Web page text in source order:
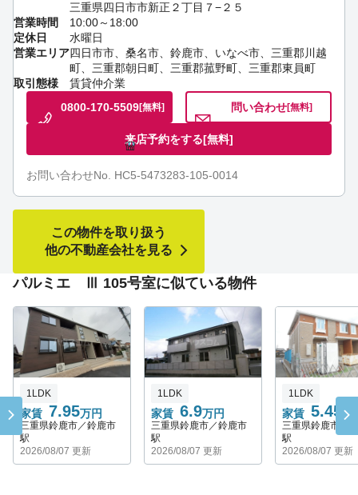
三重県四日市市新正２丁目７−２５
営業時間
10:00～18:00
定休日
水曜日
営業エリア四日市市、桑名市、鈴鹿市、いなべ市、三重郡川越
町、三重郡朝日町、三重郡菰野町、三重郡東員町
取引態様
賃貸仲介業
0800-170-5509[無料] 問い合わせ[無料]
来店予約をする[無料]
お問い合わせNo. HC5-5473283-105-0014
この物件を取り扱う
他の不動産会社を見る
パルミエ Ⅲ 105号室に似ている物件
家賃 7.95万円
1LDK
三重県鈴鹿市／鈴鹿市
駅
2026/08/07 更新
家賃 6.9万円
1LDK
三重県鈴鹿市／鈴鹿市
駅
2026/08/07 更新
家賃 5.45 万
1LDK
三重県鈴鹿市／
駅
2026/08/07 更新